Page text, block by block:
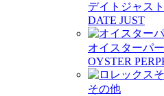
デイトジャスト
DATE JUST
オイスターパ
OYSTER
その他